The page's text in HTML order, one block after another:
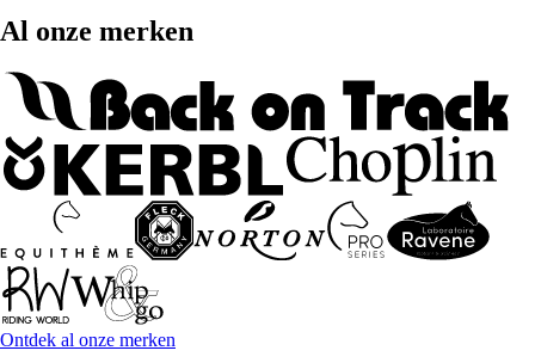
Al onze merken
Ontdek al onze merken